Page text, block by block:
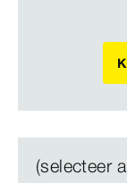
(selecteer